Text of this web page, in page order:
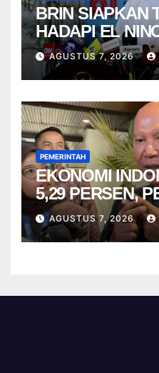
BRIN SIAPKAN
HADAPI EL
AGUSTUS 7, 2026
PEMERINTAH
EKONOMI
5,29 PERSEN,
DIMINTA TAK
AGUSTUS 7, 2026